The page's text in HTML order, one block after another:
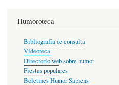
Humoroteca
Bibliografía de consulta
Videoteca
Directorio web sobre humor
Fiestas populares
Boletines Humor Sapiens